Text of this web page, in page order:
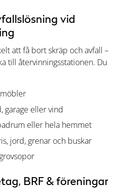
vid
att få bort skräp och avfall –
till återvinningsstationen. Du
garage eller vind
eller hela hemmet
jord, grenar och buskar
BRF & föreningar